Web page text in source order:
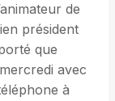
de
président
que
avec
à